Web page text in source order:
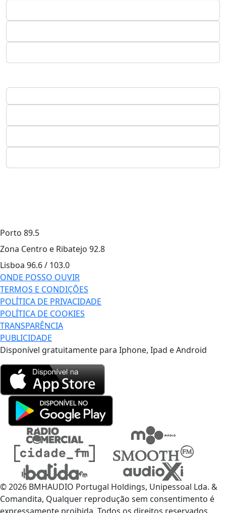
Porto 89.5
Zona Centro e Ribatejo 92.8
Lisboa 96.6 / 103.0
ONDE POSSO OUVIR
TERMOS E CONDIÇÕES
POLÍTICA DE PRIVACIDADE
POLÍTICA DE COOKIES
TRANSPARÊNCIA
PUBLICIDADE
Disponível gratuitamente para Iphone, Ipad e Android
© 2026 BMHAUDIO Portugal Holdings, Unipessoal Lda. &
Comandita, Qualquer reprodução sem consentimento é